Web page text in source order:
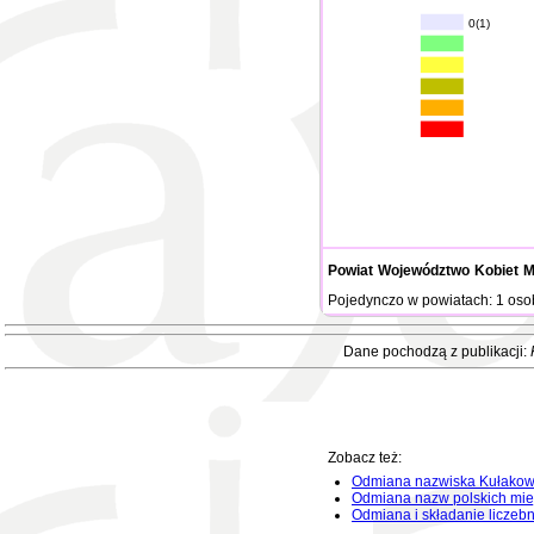
0(1)
Powiat Województwo Kobiet
Pojedynczo w powiatach: 1
Dane pochodzą z publikacji:
Zobacz też:
Odmiana nazwiska
Odmiana nazw polskich
Odmiana i składanie